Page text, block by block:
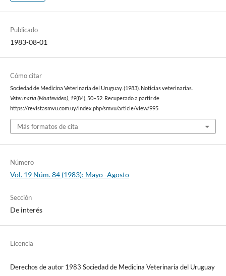
Publicado
1983-08-01
Cómo citar
Sociedad de Medicina Veterinaria del Uruguay. (1983). Noticias veterinarias.
Veterinaria (Montevideo), 19(84), 50–52. Recuperado a partir de
https://revistasmvu.com.uy/index.php/smvu/article/view/995
Más formatos de cita
Número
Vol. 19 Núm. 84 (1983): Mayo -Agosto
Sección
De interés
Licencia
Derechos de autor 1983 Sociedad de Medicina Veterinaria del Uruguay